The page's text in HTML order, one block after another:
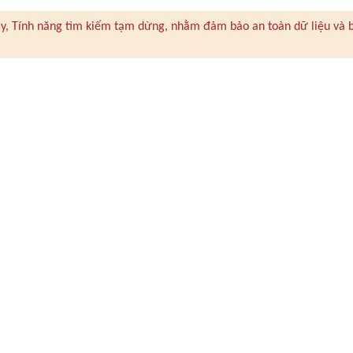
Tính năng tìm kiếm tạm dừng, nhằm đảm bảo an toàn dữ liệu và